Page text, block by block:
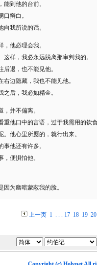
到他的台前。
辩白。
我所说的话。
他必理会我。
样，我必永远脱离那审判我的。
退，也不能见他。
边隐藏，我也不能见他。
后，我必如精金。
并不偏离。
重他口中的言语，过于我需用的饮
他心里所愿的，就行出来。
他还有许多。
便惧怕他。
为幽暗蒙蔽我的脸。
上一页 1. . . 17 18 19 20